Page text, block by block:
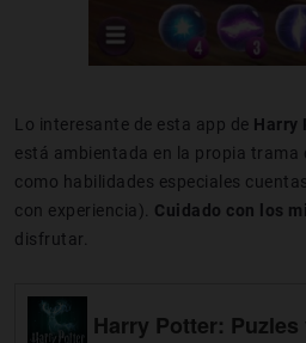
Lo interesante de esta app de Harry
está ambientada en la propia trama
como habilidades especiales
con experiencia).
Cuidado con los
disfrutar.
Harry Potter: Puzles